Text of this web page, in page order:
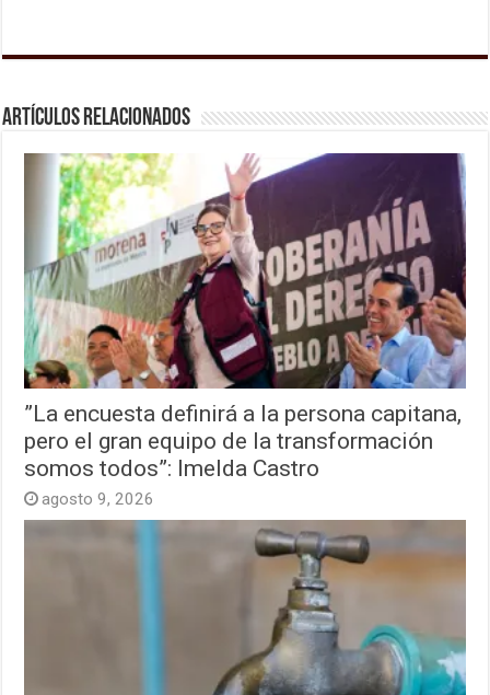
Artículos relacionados
”La encuesta definirá a la persona capitana,
pero el gran equipo de la transformación
somos todos”: Imelda Castro
agosto 9, 2026